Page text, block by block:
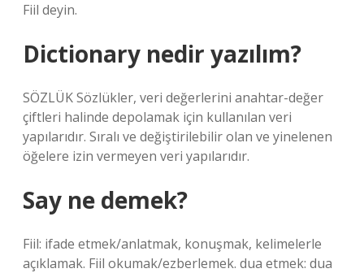
Fiil deyin.
Dictionary nedir yazılım?
SÖZLÜK Sözlükler, veri değerlerini anahtar-değer
çiftleri halinde depolamak için kullanılan veri
yapılarıdır. Sıralı ve değiştirilebilir olan ve yinelenen
öğelere izin vermeyen veri yapılarıdır.
Say ne demek?
Fiil: ifade etmek/anlatmak, konuşmak, kelimelerle
açıklamak. Fiil okumak/ezberlemek. dua etmek: dua